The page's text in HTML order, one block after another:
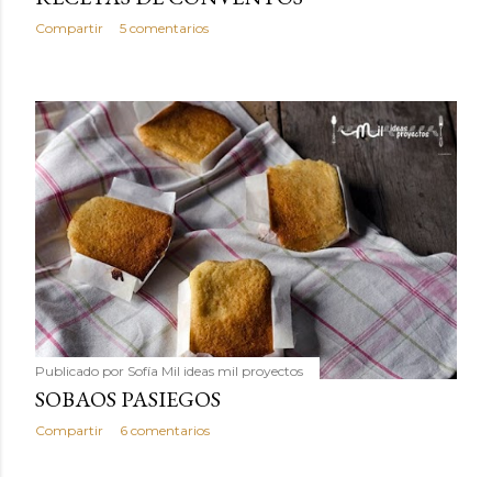
Compartir 5 comentarios
Publicado por Sofía Mil ideas mil proyectos
SOBAOS PASIEGOS
Compartir 6 comentarios